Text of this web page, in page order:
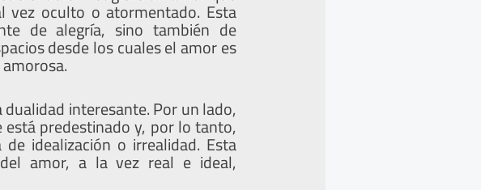
vez oculto o atormentado. Esta
de alegría, sino también de
desde los cuales el amor es
interesante. Por un lado,
predestinado y, por lo tanto,
idealización o irrealidad. Esta
amor, a la vez real e ideal,